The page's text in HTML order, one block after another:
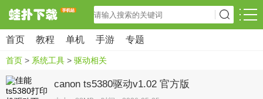
首页 教程 单机 手游 专题
首页 > 系统工具 > 驱动相关
canon ts5380驱动v1.02 官方版